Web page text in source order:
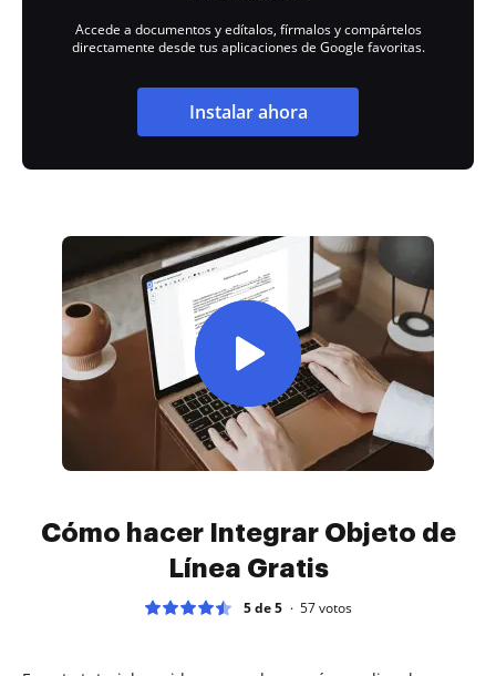
Accede a documentos y edítalos, fírmalos y compártelos
directamente desde tus aplicaciones de Google favoritas.
Instalar ahora
Cómo hacer Integrar Objeto de
Línea Gratis
5 de 5 57votos